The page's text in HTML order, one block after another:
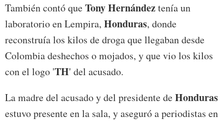
También contó queTony Hernándeztenía un
laboratorio en Lempira, Honduras, donde
reconstruía los kilos de droga que llegaban desde
Colombia deshechos o mojados, y que vio los kilos
con el logo 'TH' del acusado.
La madre del acusado y del presidente deHonduras
estuvo presente en la sala, y aseguró a periodistas en